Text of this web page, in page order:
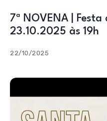
7ª NOVENA | Festa
23.10.2025 às 19h
22/10/2025